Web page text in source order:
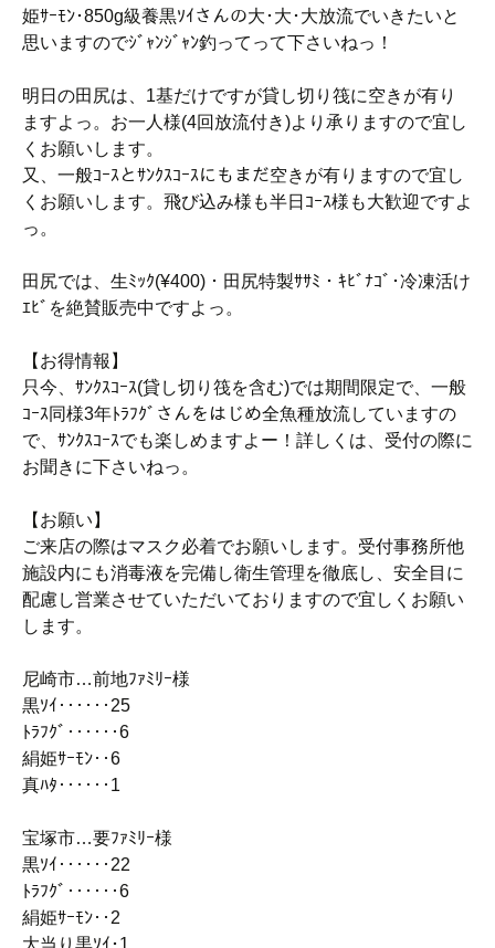
姫ｻｰﾓﾝ･850g級養黒ｿｲさんの大･大･大放流でいきたいと
思いますのでｼﾞｬﾝｼﾞｬﾝ釣ってって下さいねっ！
明日の田尻は、1基だけですが貸し切り筏に空きが有り
ますよっ。お一人様(4回放流付き)より承りますので宜し
くお願いします。
又、一般ｺｰｽとｻﾝｸｽｺｰｽにもまだ空きが有りますので宜し
くお願いします。飛び込み様も半日ｺｰｽ様も大歓迎ですよ
っ。
田尻では、生ﾐｯｸ(¥400)・田尻特製ｻｻﾐ・ｷﾋﾞﾅｺﾞ･冷凍活け
ｴﾋﾞを絶賛販売中ですよっ。
【お得情報】
只今、ｻﾝｸｽｺｰｽ(貸し切り筏を含む)では期間限定で、一般
ｺｰｽ同様3年ﾄﾗﾌｸﾞさんをはじめ全魚種放流していますの
で、ｻﾝｸｽｺｰｽでも楽しめますよー！詳しくは、受付の際に
お聞きに下さいねっ。
【お願い】
ご来店の際はマスク必着でお願いします。受付事務所他
施設内にも消毒液を完備し衛生管理を徹底し、安全目に
配慮し営業させていただいておりますので宜しくお願い
します。
尼崎市…前地ﾌｧﾐﾘｰ様
黒ｿｲ‥‥‥25
ﾄﾗﾌｸﾞ‥‥‥6
絹姫ｻｰﾓﾝ‥6
真ﾊﾀ‥‥‥1
宝塚市…要ﾌｧﾐﾘｰ様
黒ｿｲ‥‥‥22
ﾄﾗﾌｸﾞ‥‥‥6
絹姫ｻｰﾓﾝ‥2
大当り黒ｿｲ･1